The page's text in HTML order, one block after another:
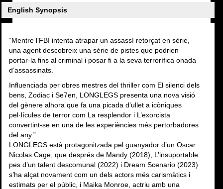
English Synopsis
“Mentre l’FBI intenta atrapar un assassí retorçat en sèrie,
una agent descobreix una sèrie de pistes que podrien
portar-la fins al criminal i posar fi a la seva terrorífica onada
d’assassinats.
Influenciada per obres mestres del thriller com El silenci dels
bens, Zodiac i Se7en, LONGLEGS presenta una nova visió
del gènere alhora que fa una picada d’ullet a icòniques
pel·lícules de terror com La resplendor i L’exorcista
convertint-se en una de les experiències més pertorbadores
del any.”
LONGLEGS està protagonitzada pel guanyador d’un Oscar
Nicolas Cage, que després de Mandy (2018), L’insuportable
pes d’un talent descomunal (2022) i Dream Scenario (2023)
s’ha alçat novament com un dels actors més carismàtics i
estimats per el públic, i Maika Monroe, actriu amb una